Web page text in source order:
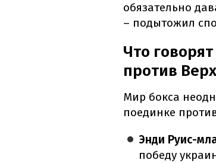
обязательно
– подытожил
Что
против
Мир бокса
поединке
Энди Руис-
победу